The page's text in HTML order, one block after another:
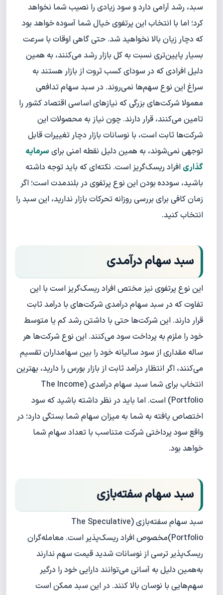
سبد، رشد آرامی دارد و سود زیادی را نصیب شما نخواهد
کرد؛ اما با انتخاب این پرتفوی خیال شما آسوده خواهد بود
که دچار زیان بالا نخواهید شد. حتی گاهی اوقات با سرعت
بسیار پایین‌تری نسبت به کل بازار رشد می‌کنند، به همین
دلیل افرادی که در سودای کسب ثروت از بازار هستند به
سراغ این نوع سهم‌ها نمی‌روند. در سبد سهام تدافعی
معمولا شرکت‌های بزرگی که نیازهای اساسی اقتصاد کشور را
تامین می‌کنند، قرار دارند. چون نیاز به محصولات این
شرکت‌ها ثابت است، با نوسانات بازار دچار تغییرات قابل
توجهی نمی‌شوند، به همین دلیل نقطه امنی برای سرمایه
گذاری افراد ریسک‌گریز است. نکته‌ای که باید توجه داشته
باشید، سودده بودن این نوع پرتفوی در بلندمدت است؛ اگر
زمان کافی برای بررسی روزانه تحرکات بازار ندارید، این سبد را
انتخاب کنید.
سبد سهام درآمدی
این نوع پرتفوی نیز مختص افراد ریسک‌گریز است با این
تفاوت که در سبد سهام درآمدی شرکت‌های با درآمد ثابت
قرار دارند. این شرکت‌ها حتی با داشتن رشد کم یا متوسط
خود را ملزم به پرداخت سود می‌کنند. این نوع شرکت‌ها هر
ساله مقداری از سود سالیانه خود را بین سهامداران تقسیم
می‌کنند، اگر انتظار درآمد ثابت از بازار بورس را دارید، بهترین
انتخاب برای شما سبد سهام درآمدی (The Income
Portfolio) است. اما باید در نظر داشته باشید که سود
اختصاص یافته به شما به میزان سهام شما بستگی دارد؛ در
واقع سود پرداختی شرکت متناسب با تعداد سهام شما
خواهد بود.
سبد سهام سفته‌بازی
سبد سهام سفته‌بازی (The Speculative
Portfolio)مخصوص افراد ریسک‌پذیر است. معامله‌گران
ریسک‌پذیر ترسی از نوسانات شدید قیمت سهم ندارند
به‌همین دلیل به آسانی می‌توانند دارایی خود را درگیر
سهم‌هایی با نوسان بالا کنند. در این سبد ممکن است